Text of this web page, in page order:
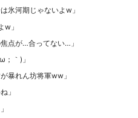
氷河期じゃないよw 」
w 」
焦点が…合ってない… 」
；｀) 」
暴れん坊将軍ww 」
」
」